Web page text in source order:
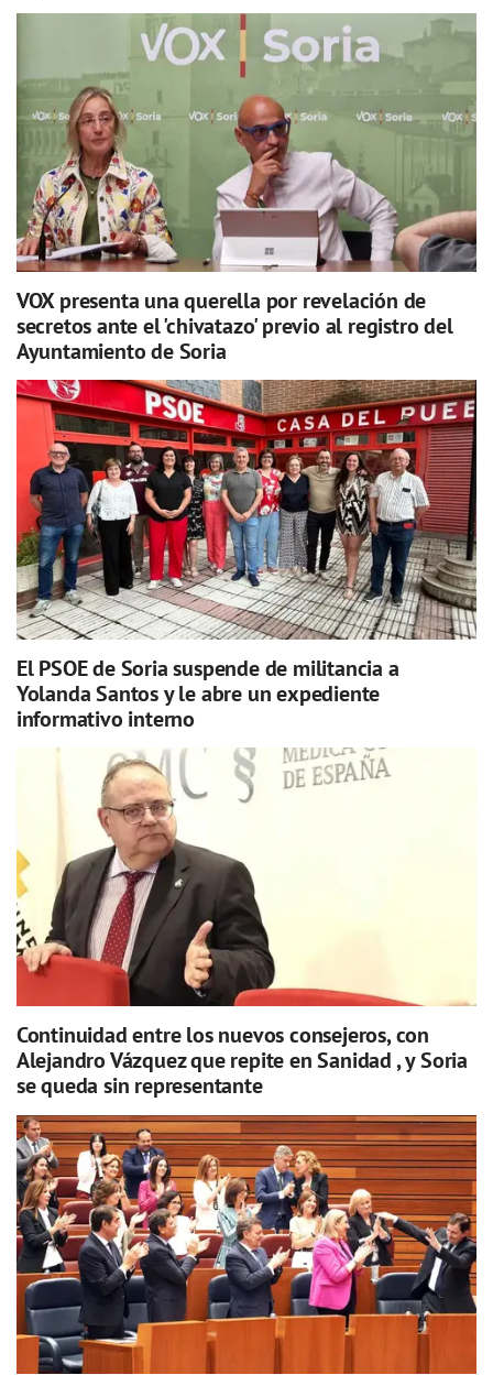
VOX presenta una querella por revelación de
secretos ante el 'chivatazo' previo al registro del
Ayuntamiento de Soria
El PSOE de Soria suspende de militancia a
Yolanda Santos y le abre un expediente
informativo interno
Continuidad entre los nuevos consejeros, con
Alejandro Vázquez que repite en Sanidad , y Soria
se queda sin representante